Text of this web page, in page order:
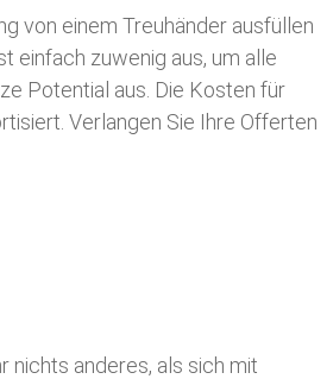
von einem Treuhänder ausfüllen
einfach zuwenig aus, um alle
Potential aus. Die Kosten für
Verlangen Sie Ihre Offerten
nichts anderes, als sich mit